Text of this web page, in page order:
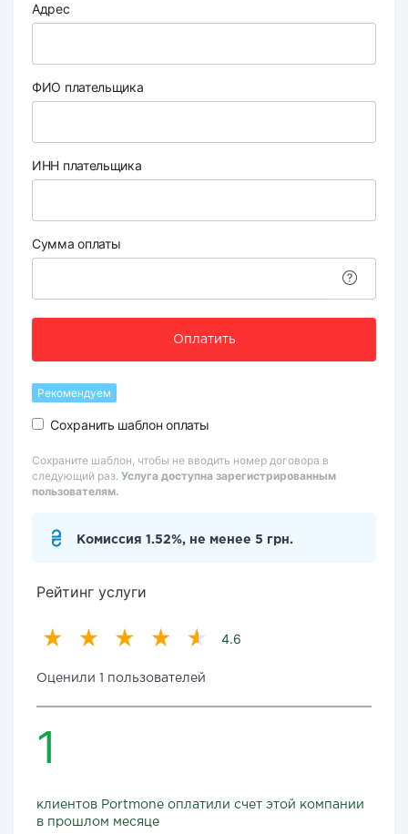
Адрес
ФИО плательщика
ИНН плательщика
Сумма оплаты
Оплатить
Рекомендуем
Сохранить шаблон оплаты
Сохраните шаблон, чтобы не вводить номер договора в
следующий раз. Услуга доступна зарегистрированным
пользователям.
Комиссия 1.52%, не менее 5 грн.
Рейтинг услуги
4.6
Оценили 1 пользователей
1
клиентов Portmone оплатили счет этой компании
в прошлом месяце